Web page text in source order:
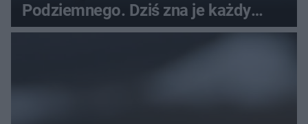
Podziemnego. Dziś zna je każdy
pielgrzym